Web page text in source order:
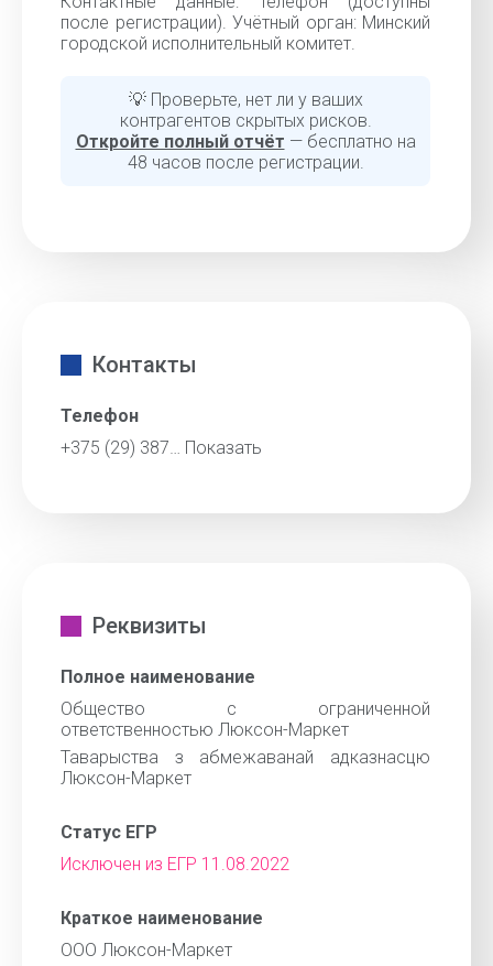
после регистрации). Учётный орган: Минский
городской исполнительный комитет.
💡 Проверьте, нет ли у ваших
контрагентов скрытых рисков.
Откройте полный отчёт — бесплатно на
48 часов после регистрации.
Контакты
Телефон
+375 (29) 387… Показать
Реквизиты
Полное наименование
Общество с ограниченной
ответственностью Люксон-Маркет
Таварыства з абмежаванай адказнасцю
Люксон-Маркет
Статус ЕГР
Исключен из ЕГР 11.08.2022
Краткое наименование
ООО Люксон-Маркет